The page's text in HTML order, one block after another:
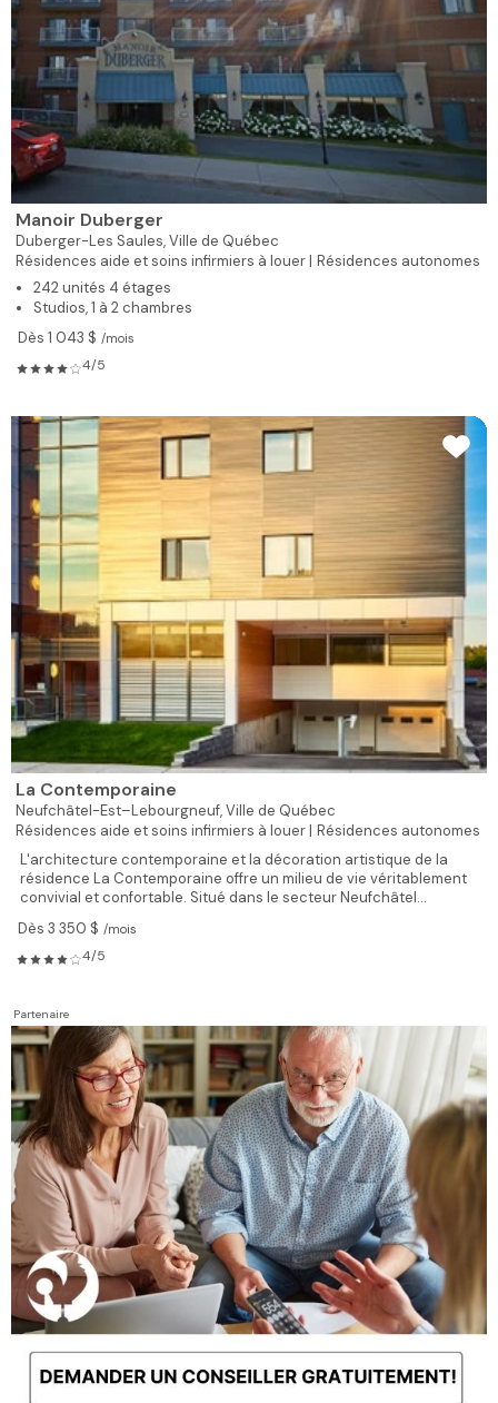
Manoir Duberger
Duberger-Les Saules,Ville de Québec
Résidences aide et soins infirmiers à louer | Résidences autonomes
242 unités 4 étages
Studios, 1 à 2 chambres
Dès 1 043 $ /mois
4/5
La Contemporaine
Neufchâtel-Est–Lebourgneuf,Ville de Québec
Résidences aide et soins infirmiers à louer | Résidences autonomes
L'architecture contemporaine et la décoration artistique de la
résidence La Contemporaine offre un milieu de vie véritablement
convivial et confortable. Situé dans le secteur Neufchâtel...
Dès 3 350 $ /mois
4/5
Partenaire